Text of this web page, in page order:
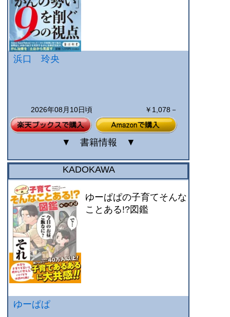
浜口 玲央
2026年08月10日頃 ￥1,078－
▼ 書籍情報 ▼
KADOKAWA
ゆーぱぱの子育てそんな
ことある!?図鑑
ゆーぱぱ